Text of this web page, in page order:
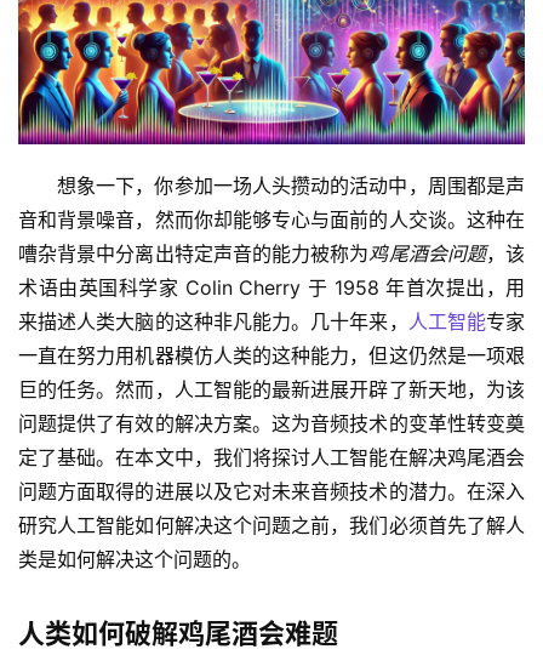
想象一下，你参加一场人头攒动的活动中，周围都是声
音和背景噪音，然而你却能够专心与面前的人交谈。这种在
嘈杂背景中分离出特定声音的能力被称为鸡尾酒会问题，该
术语由英国科学家 Colin Cherry 于 1958 年首次提出，用
来描述人类大脑的这种非凡能力。几十年来， 人工智能专家
一直在努力用机器模仿人类的这种能力，但这仍然是一项艰
巨的任务。然而，人工智能的最新进展开辟了新天地，为该
问题提供了有效的解决方案。这为音频技术的变革性转变奠
定了基础。在本文中，我们将探讨人工智能在解决鸡尾酒会
问题方面取得的进展以及它对未来音频技术的潜力。在深入
研究人工智能如何解决这个问题之前，我们必须首先了解人
类是如何解决这个问题的。
人类如何破解鸡尾酒会难题